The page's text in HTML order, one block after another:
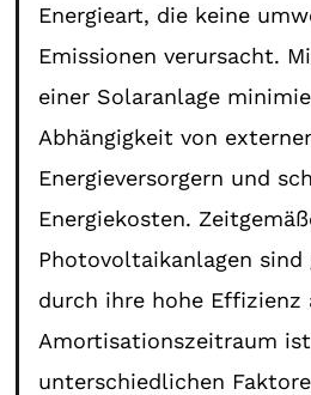
Energieart, die keine
Emissionen verursacht.
einer Solaranlage
Abhängigkeit von
Energieversorgern und
Energiekosten.
Photovoltaikanlagen sind
durch ihre hohe Effizienz
Amortisationszeitraum
unterschiedlichen